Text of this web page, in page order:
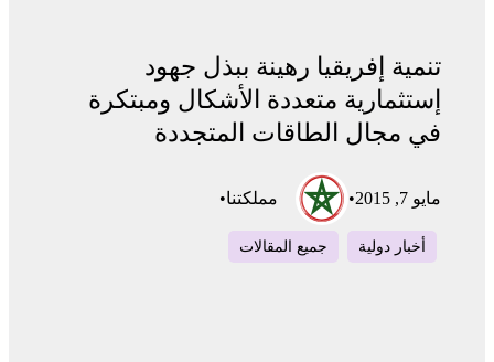
تنمية إفريقيا رهينة ببذل جهود
إستثمارية متعددة الأشكال ومبتكرة
في مجال الطاقات المتجددة
مايو 7, 2015 • مملكتنا•
أخبار دولية جميع المقالات